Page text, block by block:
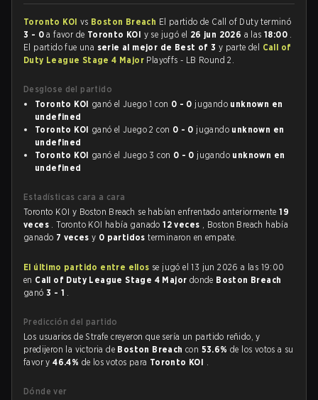
Toronto KOI vs Boston Breach El partido de Call of Duty terminó
3 - 0 a favor de Toronto KOI y se jugó el 26 jun 2026 a las18:00 .
El partido fue una serie al mejor de Best of 3 y parte del Call of
Duty League Stage 4 Major Playoffs - LB Round 2.
Desglose del partido
Toronto KOI ganó el Juego 1 con 0 - 0 jugando unknown en
undefined
Toronto KOI ganó el Juego 2 con 0 - 0 jugando unknown en
undefined
Toronto KOI ganó el Juego 3 con 0 - 0 jugando unknown en
undefined
Estadísticas cara a cara
Toronto KOI y Boston Breach se habían enfrentado anteriormente19
veces . Toronto KOI había ganado12 veces , Boston Breach había
ganado 7 vecesy 0 partidosterminaron en empate.
El último partido entre ellos se jugó el 13 jun 2026 a las 19:00
en Call of Duty League Stage 4 Major donde Boston Breach
ganó 3 - 1 .
Predicción del partido
Los usuarios de Strafe creyeron que sería un partido reñido, y
predijeron la victoria de Boston Breachcon 53.6%de los votos a su
favor y46.4% de los votos para Toronto KOI .
Dónde ver